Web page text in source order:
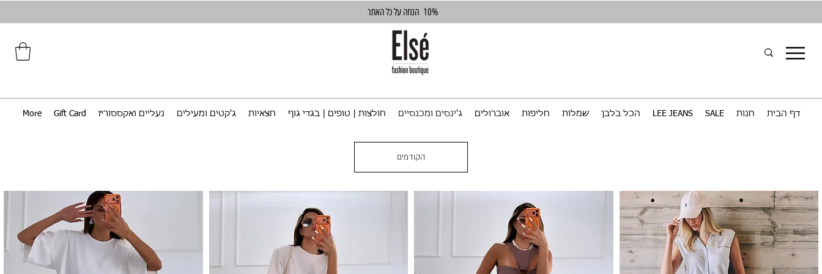
10% הנחה על כל האתר
דף הבית חנות SALE
LEE JEANS הכל בלבן שמלות חליפות אוברולים ג'ינסים ומכנסיים חולצות | טופים | בגדי גוף חצאיות ג'קטים ומעילים נעליים ואקססוריז Gift Card
More
הקודמים